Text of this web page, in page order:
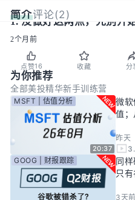
简介评论(2)
1. 没做好这两点，先别开
2个月前
点赞16 收藏 分
为你推荐
全部美投精华新手训练营
20:37
MSFT | 估值分析
微
值；
昨天
GOOG | 财报跟踪
同
只
3天前